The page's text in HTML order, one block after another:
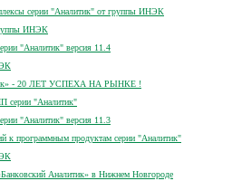
серии "Аналитик" от группы ИНЭК
ИНЭК
"Аналитик" версия 11.4
- 20 ЛЕТ УСПЕХА НА РЫНКЕ !
серии "Аналитик"
"Аналитик" версия 11.3
к программным продуктам серии "Аналитик"
Аналитик» в Нижнем Новгороде